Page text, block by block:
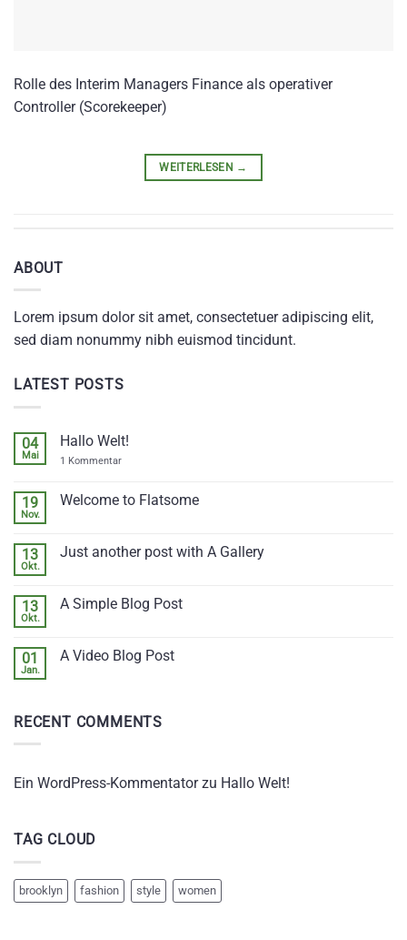
Rolle des Interim Managers Finance als operativer
Controller (Scorekeeper)
WEITERLESEN →
ABOUT
Lorem ipsum dolor sit amet, consectetuer adipiscing elit,
sed diam nonummy nibh euismod tincidunt.
LATEST POSTS
04
Mai
Hallo Welt!
1 Kommentarzu
19
Nov.
Welcome to Flatsome
Welcome
13
Okt.
Just another post with A Gallery
Just
A
Gallery
13
Okt.
A Simple Blog Post
A
01
Jan.
A Video Blog Post
Video
RECENT COMMENTS
Ein WordPress-Kommentatorzu Hallo Welt!
TAG CLOUD
brooklyn fashion style women